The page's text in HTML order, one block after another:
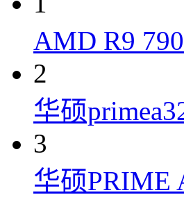
AMD R9
2
华硕
3
华硕PRIME